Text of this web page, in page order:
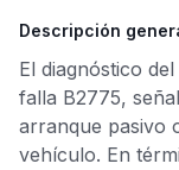
Descripción
El diagnóstico
falla B2775,
arranque pasivo
vehículo. En